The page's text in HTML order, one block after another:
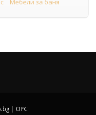
Мебели за баня
| OPC